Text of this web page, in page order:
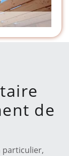
de
particulier,